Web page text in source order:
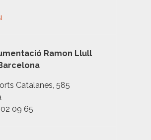
Ramon Llull
Catalanes, 585
09 65